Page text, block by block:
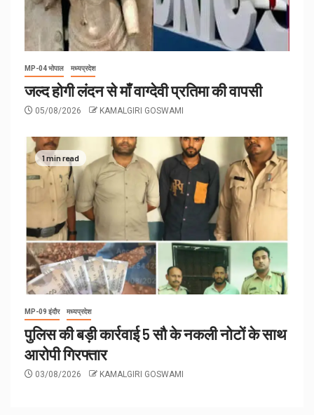
MP-04 भोपाल मध्यप्रदेश
जल्द होगी लंदन से माँ वाग्देवी प्रतिमा की वापसी
05/08/2026 KAMALGIRI GOSWAMI
1 min read
MP-09 इंदौर मध्यप्रदेश
पुलिस की बड़ी कार्रवाई 5 सौ के नकली नोटों के साथ
आरोपी गिरफ्तार
03/08/2026 KAMALGIRI GOSWAMI